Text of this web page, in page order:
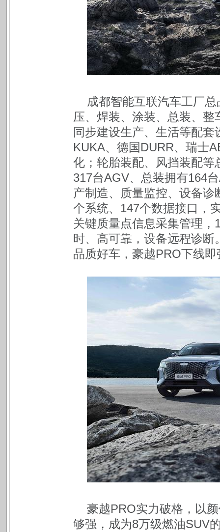
成都智能互联汽车工厂
压、焊装、涂装、总装、
同步建设生产、生活等配
KUKA、德国DURR、瑞士
化；轮胎装配、风挡装配
317台AGV、总装拥有164
产制造、质量监控、设备
个系统、147个数据接口，
关键质量点信息采集管理
时、高可靠，设备远程诊
品质好车，豪越PRO下线
豪越PRO实力破格，以
够强，成为8万级燃油SUV